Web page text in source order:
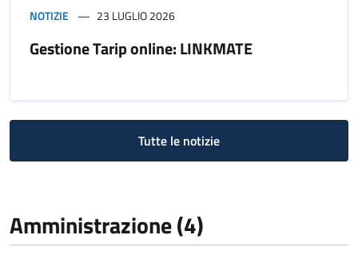
NOTIZIE 23 LUGLIO 2026
Gestione Tarip online: LINKMATE
Tutte le notizie
Amministrazione (4)